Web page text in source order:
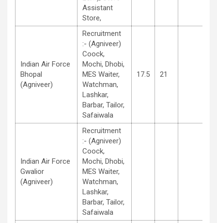
Assistant
Store,
Indian Air Force
Bhopal
(Agniveer)
Recruitment
:- (Agniveer)
Coock,
Mochi, Dhobi,
MES Waiter,
Watchman,
Lashkar,
Barbar, Tailor,
Safaiwala
17.5 21
Indian Air Force
Gwalior
(Agniveer)
Recruitment
:- (Agniveer)
Coock,
Mochi, Dhobi,
MES Waiter,
Watchman,
Lashkar,
Barbar, Tailor,
Safaiwala